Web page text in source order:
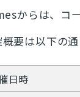
からは、コ
要は以下の通
日時